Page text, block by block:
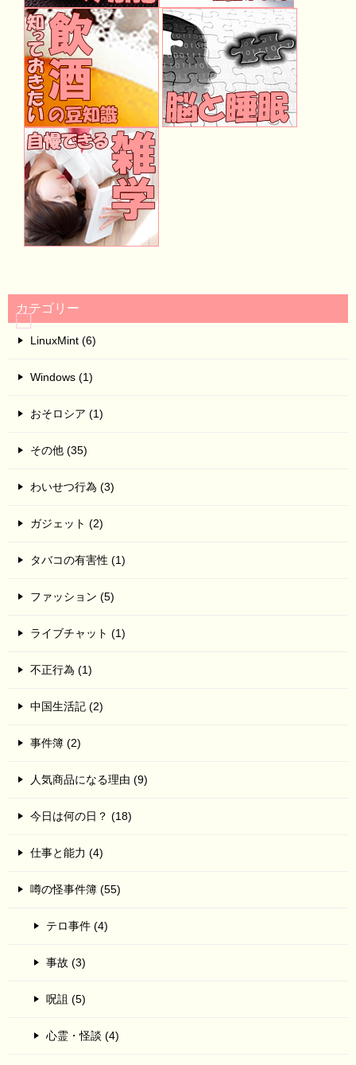
カテゴリー
LinuxMint (6)
Windows (1)
おそロシア (1)
その他 (35)
わいせつ行為 (3)
ガジェット (2)
タバコの有害性 (1)
ファッション (5)
ライブチャット (1)
不正行為 (1)
中国生活記 (2)
事件簿 (2)
人気商品になる理由 (9)
今日は何の日？ (18)
仕事と能力 (4)
噂の怪事件簿 (55)
テロ事件 (4)
事故 (3)
呪詛 (5)
心霊・怪談 (4)